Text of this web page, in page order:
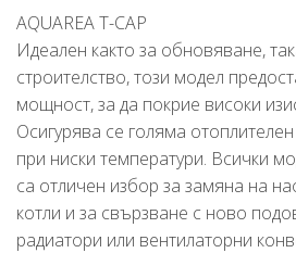
AQUAREA T-CAP
Идеален както за обновяване,
строителство, този модел
мощност, за да покрие високи
Осигурява се голяма
при ниски температури. Всички
са отличен избор за замяна на
котли и за свързване с ново
радиатори или вентилаторни